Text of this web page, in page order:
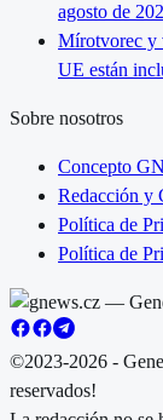
agosto de
Mírotvorec y
UE están
Sobre nosotros
Concepto
Redacción y
Política de
Política de
©2023-2026 -
reservados!